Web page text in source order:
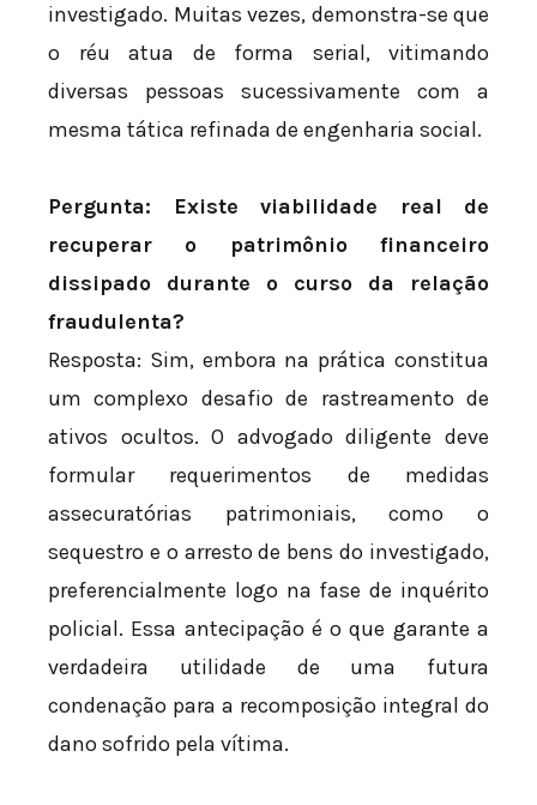
investigado. Muitas vezes, demonstra-se que
o réu atua de forma serial, vitimando
diversas pessoas sucessivamente com a
mesma tática refinada de engenharia social.
Pergunta: Existe viabilidade real de
recuperar o patrimônio financeiro
dissipado durante o curso da relação
fraudulenta?
Resposta: Sim, embora na prática constitua
um complexo desafio de rastreamento de
ativos ocultos. O advogado diligente deve
formular requerimentos de medidas
assecuratórias patrimoniais, como o
sequestro e o arresto de bens do investigado,
preferencialmente logo na fase de inquérito
policial. Essa antecipação é o que garante a
verdadeira utilidade de uma futura
condenação para a recomposição integral do
dano sofrido pela vítima.